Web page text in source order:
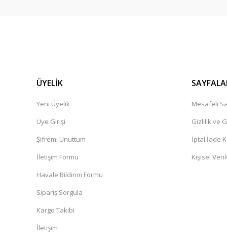
ÜYELİK
Yeni Üyelik
Üye Girişi
Şifremi Unuttum
İletişim Formu
Havale Bildirim Formu
Sipariş Sorgula
Kargo Takibi
İletişim
Mesafeli
Gizlilik ve
İptal İade
Kişisel